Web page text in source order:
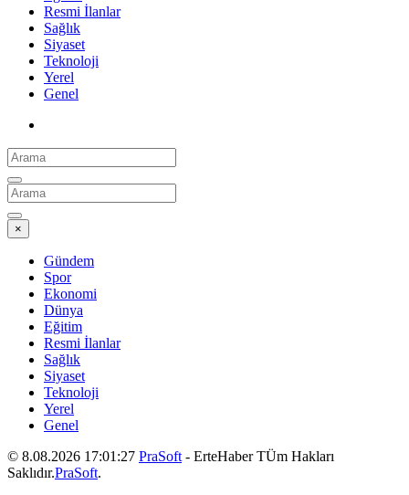
Resmi İlanlar
Sağlık
Siyaset
Teknoloji
Yerel
Genel
×
Gündem
Spor
Ekonomi
Dünya
Eğitim
Resmi İlanlar
Sağlık
Siyaset
Teknoloji
Yerel
Genel
© 8.08.2026 17:01:27 PraSoft - ErteHaber TÜm Hakları
Saklıdır.PraSoft.